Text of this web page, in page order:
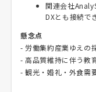
関連会社
DXとも接続で
懸念点
- 労働集約産業ゆえの
- 高品質維持に伴う教
- 観光・婚礼・外食需